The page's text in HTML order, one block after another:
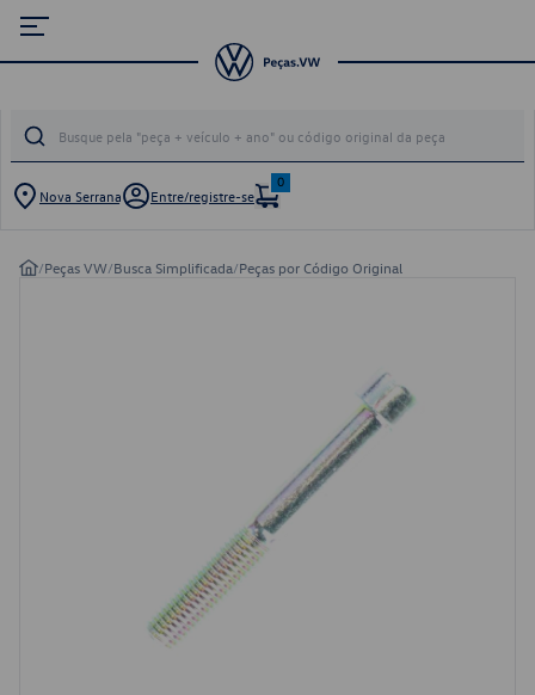
Nova Serrana Entre/registre-se
0
/Peças VW/Busca Simplificada/Peças por Código Original